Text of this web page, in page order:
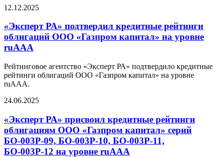
12.12.2025
«Эксперт РА» подтвердил кредитные рейтинги
облигаций ООО «Газпром капитал» на уровне
ruAAA
Рейтинговое агентство «Эксперт РА» подтвердило кредитные
рейтинги облигаций ООО «Газпром капитал» на уровне
ruAAA.
24.06.2025
«Эксперт РА» присвоил кредитные рейтинги
облигациям ООО «Газпром капитал» серий
БО-003Р-09, БО-003Р-10, БО-003Р-11,
БО-003Р-12 на уровне ruAAA